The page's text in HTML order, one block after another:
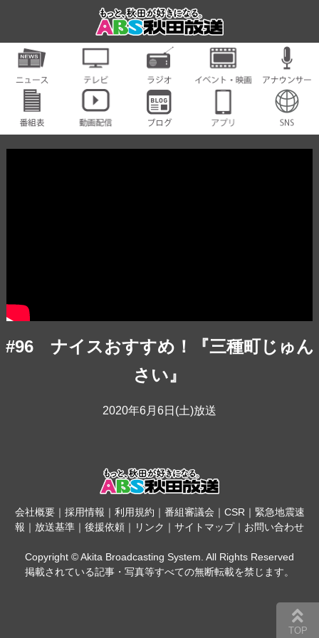
#96 ナイスおすすめ！『三種町じゅん
さい』
2020年6月6日(土)放送
会社概要｜ 採用情報 ｜ 利用規約 ｜ 番組審議会 ｜ CSR ｜ 緊急地震速
報 ｜ 放送基準 ｜ 後援依頼 ｜ リンク ｜ サイトマップ｜ お問い合わせ
Copyright © Akita Broadcasting System. All Rights Reserved
掲載されている記事・写真等すべての無断転載を禁じます。